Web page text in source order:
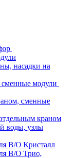
насадки на
модули
сменные
краном
воды, узлы
В/О Кристалл
В/О Трио,